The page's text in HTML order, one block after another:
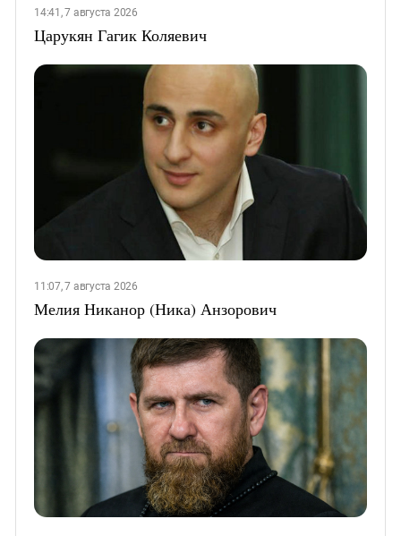
14:41, 7 августа 2026
Царукян Гагик Коляевич
11:07, 7 августа 2026
Мелия Никанор (Ника) Анзорович